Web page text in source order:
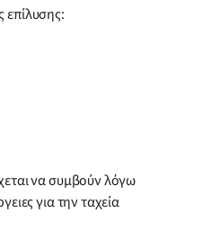
επίλυσης:
να συμβούν λόγω
για την ταχεία